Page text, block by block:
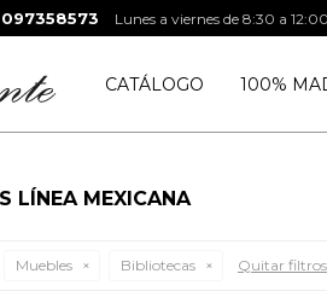
CATÁLOGO 100%
Lunes a viernes de 8:30 a
LÍNEA MEXICANA
Muebles Bibliotecas Quitar filtros